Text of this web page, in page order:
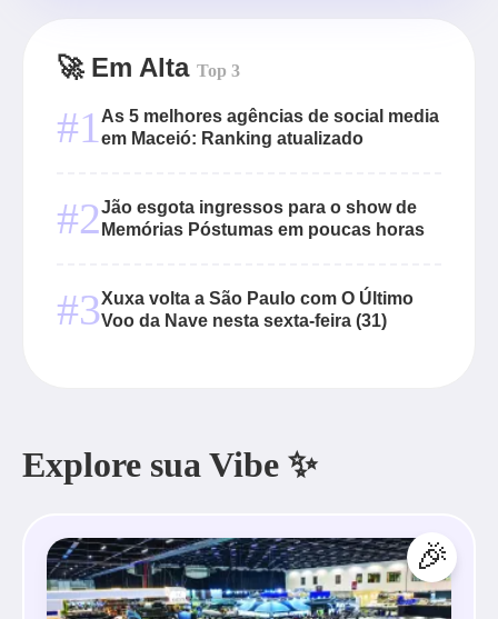
🚀 Em Alta Top 3
#1As 5 melhores agências de social media
em Maceió: Ranking atualizado
#2Jão esgota ingressos para o show de
Memórias Póstumas em poucas horas
#3Xuxa volta a São Paulo com O Último
Voo da Nave nesta sexta-feira (31)
Explore sua Vibe ✨
🎉